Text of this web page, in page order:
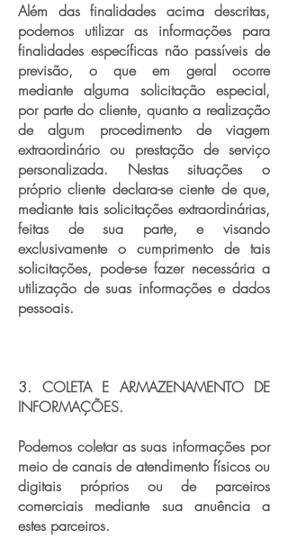
Além das finalidades acima descritas,
podemos utilizar as informações para
finalidades específicas não passíveis de
previsão, o que em geral ocorre
mediante alguma solicitação especial,
por parte do cliente, quanto a realização
de algum procedimento de viagem
extraordinário ou prestação de serviço
personalizada. Nestas situações o
próprio cliente declara-se ciente de que,
mediante tais solicitações extraordinárias,
feitas de sua parte, e visando
exclusivamente o cumprimento de tais
solicitações, pode-se fazer necessária a
utilização de suas informações e dados
pessoais.
3. COLETA E ARMAZENAMENTO DE
INFORMAÇÕES.
Podemos coletar as suas informações por
meio de canais de atendimento físicos ou
digitais próprios ou de parceiros
comerciais mediante sua anuência a
estes parceiros.